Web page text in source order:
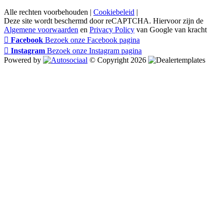
Alle rechten voorbehouden | Cookiebeleid |
Deze site wordt beschermd door reCAPTCHA. Hiervoor zijn de
Algemene voorwaarden en Privacy Policy van Google van kracht
Facebook Bezoek onze Facebook pagina
Instagram Bezoek onze Instagram pagina
Powered by
© Copyright 2026